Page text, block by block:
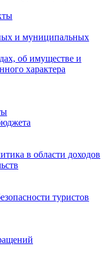
и муниципальных
об имуществе и
характера
в области доходов
туристов